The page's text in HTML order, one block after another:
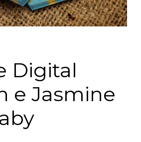
Digital
e Jasmine